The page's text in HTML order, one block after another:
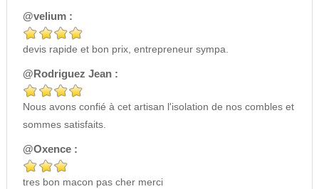
@velium :
devis rapide et bon prix, entrepreneur sympa.
@Rodriguez Jean :
Nous avons confié à cet artisan l'isolation de nos combles et
sommes satisfaits.
@Oxence :
tres bon macon pas cher merci